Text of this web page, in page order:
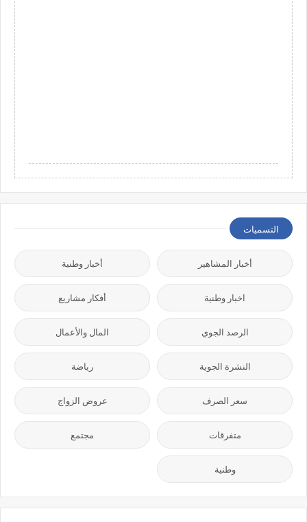
التسميات
أخبار المشاهير أخبار وطنية
اخبار وطنية أفكار مشاريع
الرصد الجوي المال والأعمال
النشرة الجوية رياضة
سعر الصرف عروض الزواج
متفرقات مجتمع
وطنية